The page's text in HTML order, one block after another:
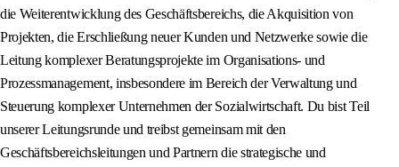
die Weiterentwicklung des Geschäftsbereichs, die Akquisition von
Projekten, die Erschließung neuer Kunden und Netzwerke sowie die
Leitung komplexer Beratungsprojekte im Organisations- und
Prozessmanagement, insbesondere im Bereich der Verwaltung und
Steuerung komplexer Unternehmen der Sozialwirtschaft. Du bist Teil
unserer Leitungsrunde und treibst gemeinsam mit den
Geschäftsbereichsleitungen und Partnern die strategische und